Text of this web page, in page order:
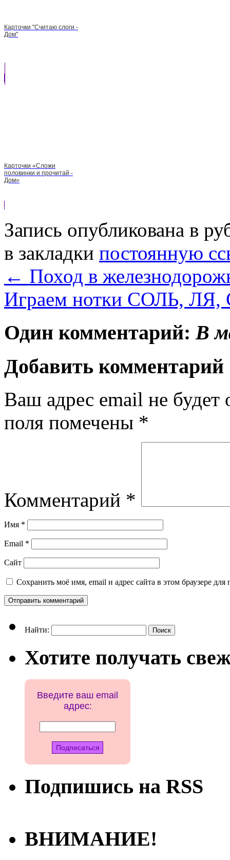
Карточки "Считаю слоги -
Дом"
Карточки «Сложи
половинки и прочитай -
Дом»
Запись опубликована в
в закладки постоянную
← Поход в
Играем нотки СОЛЬ,
Один комментарий:В
Добавить комментарий
Ваш адрес email не будет
поля помечены *
Комментарий *
Имя *
Email *
Сайт
Сохранить моё имя, email и адрес сайта в этом браузере
Найти:
Хотите получать
Введите ваш email
адрес:
Подпишись на RSS
ВНИМАНИЕ!